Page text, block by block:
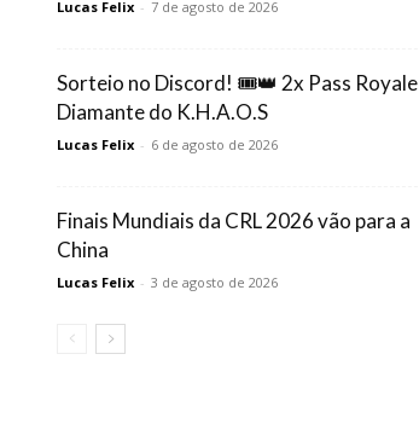
Lucas Felix - 7 de agosto de 2026
Sorteio no Discord! 🎟️👑 2x Pass Royale
Diamante do K.H.A.O.S
Lucas Felix - 6 de agosto de 2026
Finais Mundiais da CRL 2026 vão para a
China
Lucas Felix - 3 de agosto de 2026